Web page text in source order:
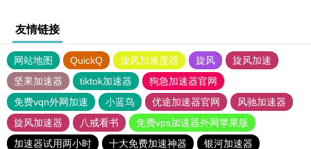
友情链接
网站地图 QuickQ 旋风加速度器 旋风
旋风加速
坚果加速器
tiktok加速器
狗急加速器官网
免费vqn外网加速
小蓝鸟 优途加速器官网
风驰加速器
旋风加速器
八戒看书
免费vps加速器外网苹果版
加速器试用两小时
十大免费加速神器 银河加速器